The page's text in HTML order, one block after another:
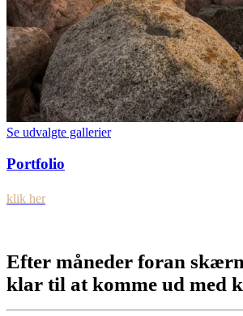
Se udvalgte gallerier
Portfolio
klik her
Efter måneder foran
klar til at komme ud med